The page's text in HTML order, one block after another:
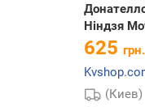
Ніндзя
625 грн.
(Киев)